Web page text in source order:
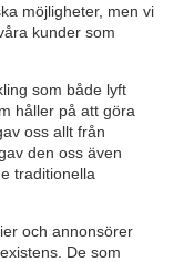
möjligheter, men vi
kunder som
som både lyft
håller på att göra
oss allt från
den oss även
traditionella
och annonsörer
De som